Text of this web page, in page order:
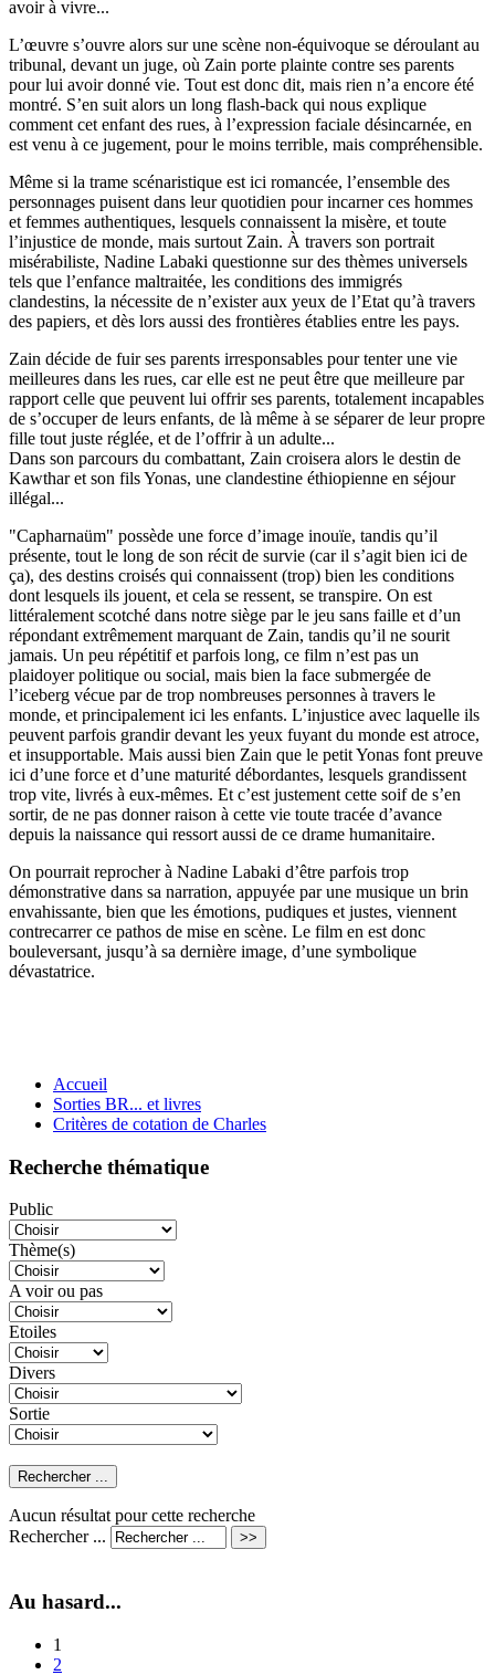
avoir à vivre...
L’œuvre s’ouvre alors sur une scène non-équivoque se déroulant au
tribunal, devant un juge, où Zain porte plainte contre ses parents
pour lui avoir donné vie. Tout est donc dit, mais rien n’a encore été
montré. S’en suit alors un long flash-back qui nous explique
comment cet enfant des rues, à l’expression faciale désincarnée, en
est venu à ce jugement, pour le moins terrible, mais compréhensible.
Même si la trame scénaristique est ici romancée, l’ensemble des
personnages puisent dans leur quotidien pour incarner ces hommes
et femmes authentiques, lesquels connaissent la misère, et toute
l’injustice de monde, mais surtout Zain. À travers son portrait
misérabiliste, Nadine Labaki questionne sur des thèmes universels
tels que l’enfance maltraitée, les conditions des immigrés
clandestins, la nécessite de n’exister aux yeux de l’Etat qu’à travers
des papiers, et dès lors aussi des frontières établies entre les pays.
Zain décide de fuir ses parents irresponsables pour tenter une vie
meilleures dans les rues, car elle est ne peut être que meilleure par
rapport celle que peuvent lui offrir ses parents, totalement incapables
de s’occuper de leurs enfants, de là même à se séparer de leur propre
fille tout juste réglée, et de l’offrir à un adulte...
Dans son parcours du combattant, Zain croisera alors le destin de
Kawthar et son fils Yonas, une clandestine éthiopienne en séjour
illégal...
"Capharnaüm" possède une force d’image inouïe, tandis qu’il
présente, tout le long de son récit de survie (car il s’agit bien ici de
ça), des destins croisés qui connaissent (trop) bien les conditions
dont lesquels ils jouent, et cela se ressent, se transpire. On est
littéralement scotché dans notre siège par le jeu sans faille et d’un
répondant extrêmement marquant de Zain, tandis qu’il ne sourit
jamais. Un peu répétitif et parfois long, ce film n’est pas un
plaidoyer politique ou social, mais bien la face submergée de
l’iceberg vécue par de trop nombreuses personnes à travers le
monde, et principalement ici les enfants. L’injustice avec laquelle ils
peuvent parfois grandir devant les yeux fuyant du monde est atroce,
et insupportable. Mais aussi bien Zain que le petit Yonas font preuve
ici d’une force et d’une maturité débordantes, lesquels grandissent
trop vite, livrés à eux-mêmes. Et c’est justement cette soif de s’en
sortir, de ne pas donner raison à cette vie toute tracée d’avance
depuis la naissance qui ressort aussi de ce drame humanitaire.
On pourrait reprocher à Nadine Labaki d’être parfois trop
démonstrative dans sa narration, appuyée par une musique un brin
envahissante, bien que les émotions, pudiques et justes, viennent
contrecarrer ce pathos de mise en scène. Le film en est donc
bouleversant, jusqu’à sa dernière image, d’une symbolique
dévastatrice.
Accueil
Sorties BR... et livres
Critères de cotation de Charles
Recherche thématique
Public
Thème(s)
A voir ou pas
Etoiles
Divers
Sortie
Aucun résultat pour cette recherche
Rechercher ...
Au hasard...
1
2